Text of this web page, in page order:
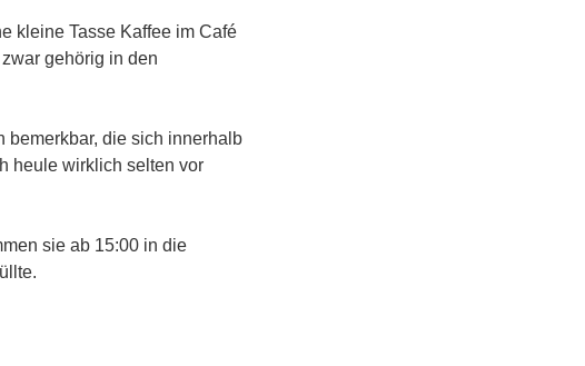
kleine Tasse Kaffee im Café
gehörig in den
bemerkbar, die sich innerhalb
heule wirklich selten vor
sie ab 15:00 in die